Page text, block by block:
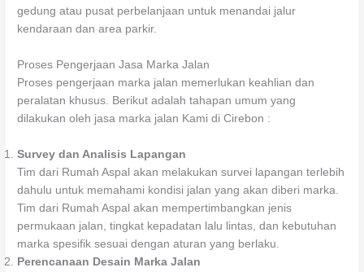
gedung atau pusat perbelanjaan untuk menandai jalur
kendaraan dan area parkir.
Proses Pengerjaan Jasa Marka Jalan
Proses pengerjaan marka jalan memerlukan keahlian dan
peralatan khusus. Berikut adalah tahapan umum yang
dilakukan oleh jasa marka jalan Kami di Cirebon :
Survey dan Analisis Lapangan
Tim dari Rumah Aspal akan melakukan survei lapangan terlebih
dahulu untuk memahami kondisi jalan yang akan diberi marka.
Tim dari Rumah Aspal akan mempertimbangkan jenis
permukaan jalan, tingkat kepadatan lalu lintas, dan kebutuhan
marka spesifik sesuai dengan aturan yang berlaku.
Perencanaan Desain Marka Jalan